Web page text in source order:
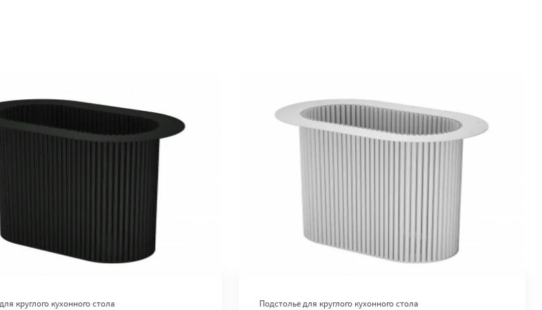
В корзину
круглого кухонного стола В корзину
Подстолье для круглого кухонного стола